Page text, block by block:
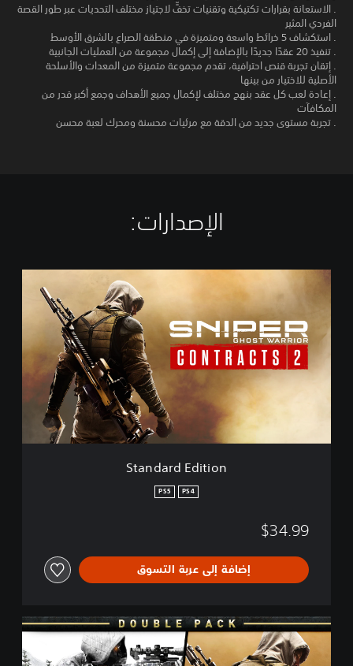
. الاستعانة بقرارات تكتيكية وتقنيات تخفٍّ لاجتياز مختلف التحديات عبر طور القصة
الفردي المثير
. استكشاف 5 خرائط واسعة ومتميزة في منطقة الصراع بالشرق الأوسط
. تنفيذ 20 عقدًا جديدًا بالإضافة إلى إكمال مجموعة من العمليات الجانبية
. إتقان تجربة قنص احترافية، تقدم مجموعة متميزة من المعدات والأسلحة
الأصلية للاختيار من بينها
. إعادة لعب كل عقد بنهج مختلف لإكمال جميع الأهداف وجمع أكبر قدر من
المكافآت
. تجربة مستوى جديد من الدقة مع مرئيات محسنة ومحرك لعبة محسن
الإصدارات:‏
a
d
t
Standard Edition
PS4
PS5
$34.99
إضافة إلى عربة التسوق
S